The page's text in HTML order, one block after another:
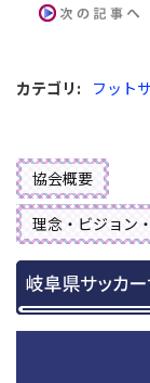
カテゴリ : フット
協会概要
理念・ビジョン